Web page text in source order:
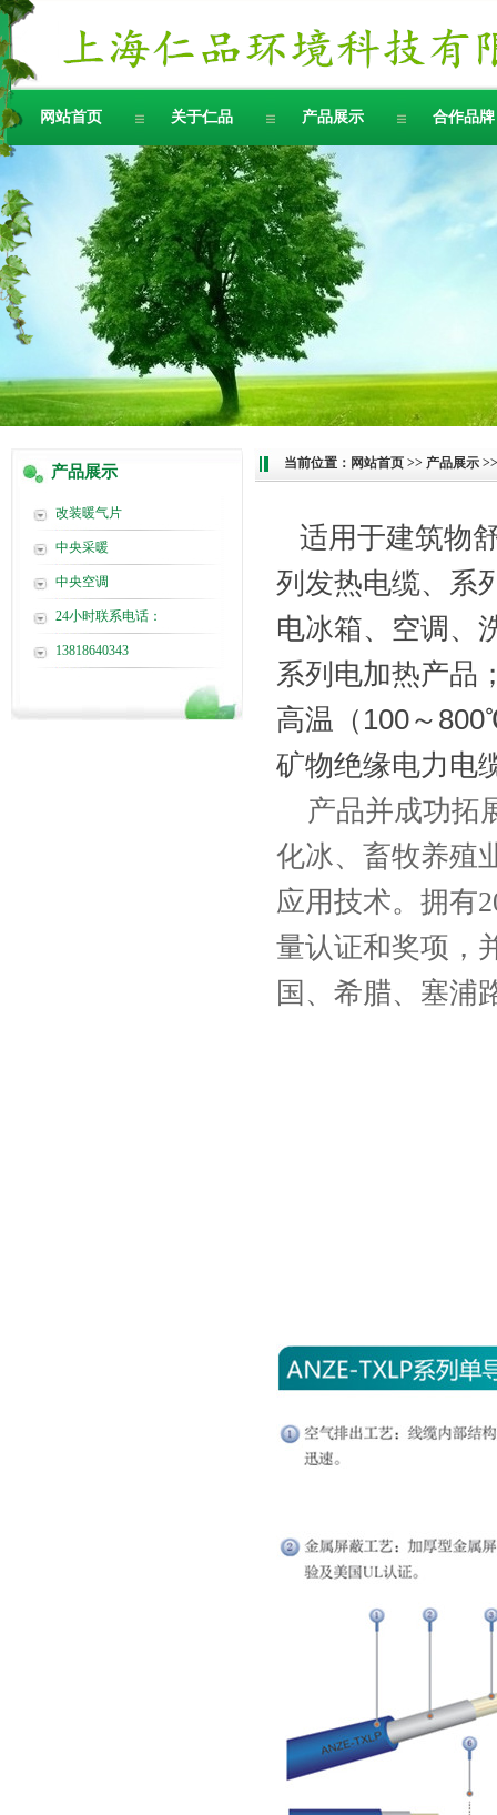
网站首页 关于仁品 产品展示 合作品牌
产品展示
改装暖气片
中央采暖
中央空调
24小时联系电话：
13818640343
当前位置： 网站首页 >> 产品展示
适用于建筑物
列发热电缆、系
电冰箱、空调、
系列电加热产品
高温（100～
矿物绝缘电力电
产品并成功拓
化冰、畜牧养殖
应用技术。拥有
量认证和奖项，
国、希腊、塞浦